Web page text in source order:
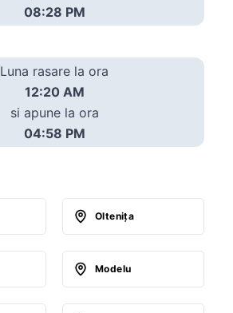
08:28 PM
Luna rasare la ora
12:20 AM
si apune la ora
04:58 PM
Olteniţa
Modelu